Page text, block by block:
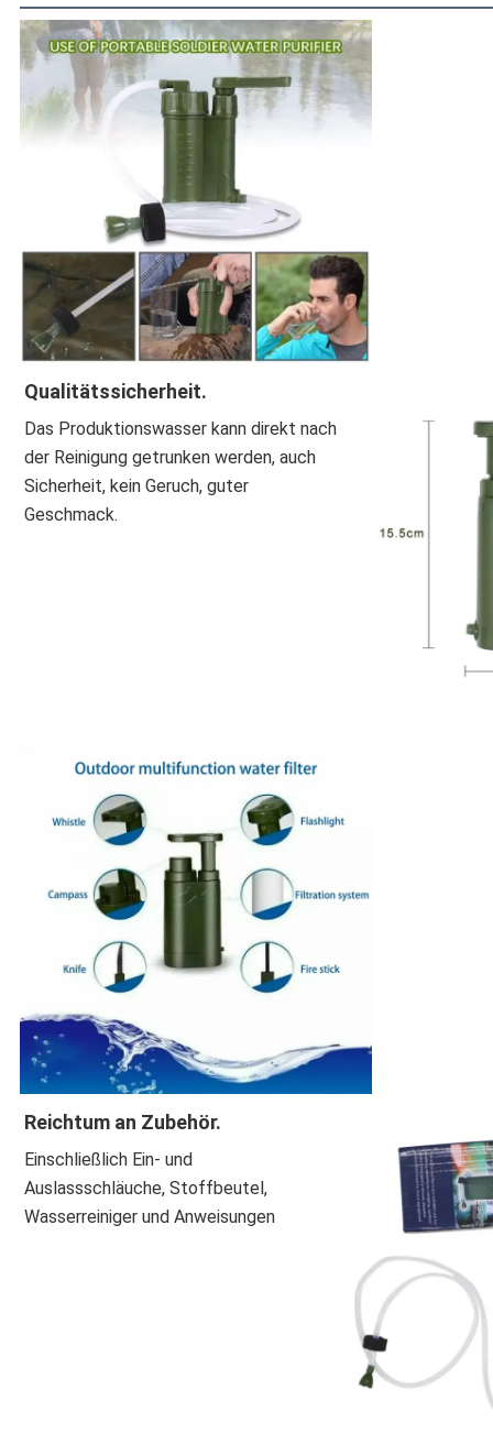
Qualitätssicherheit.
Das Produktionswasser kann direkt nach
der Reinigung getrunken werden, auch
Sicherheit, kein Geruch, guter
Geschmack.
Reichtum an Zubehör.
Einschließlich Ein- und
Auslassschläuche, Stoffbeutel,
Wasserreiniger und Anweisungen